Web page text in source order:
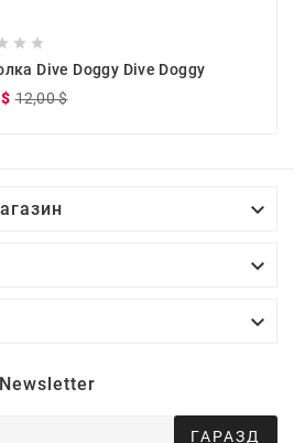
 
Dive Doggy Dive Doggy
12,00 $



Newsletter
ГАРАЗД